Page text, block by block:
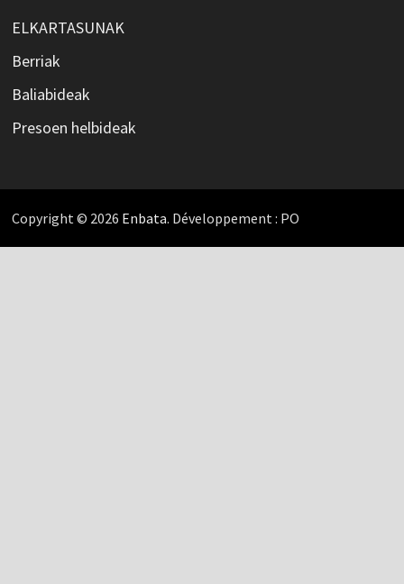
ELKARTASUNAK
Berriak
Baliabideak
Presoen helbideak
Copyright © 2026 Enbata. Développement : PO